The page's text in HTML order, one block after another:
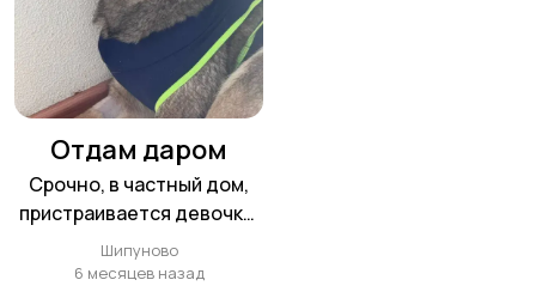
Отдам даром
Срочно, в частный дом,
пристраивается девочка,
молодая собака, 8
месяцев
Шипуново
6 месяцев назад